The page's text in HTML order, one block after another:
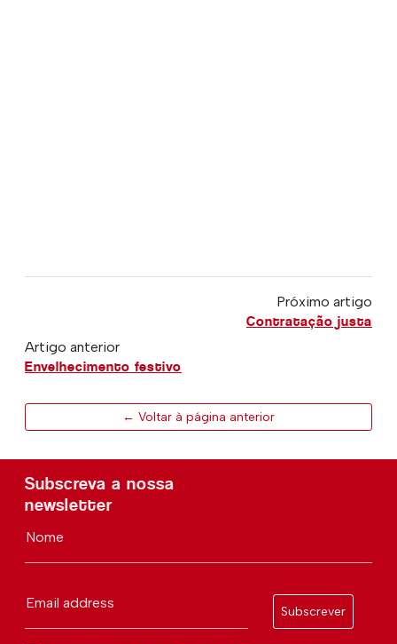
Próximo artigo
Contratação justa
Artigo anterior
Envelhecimento festivo
← Voltar à página anterior
Subscreva a nossa
newsletter
Nome
Email address
Subscrever